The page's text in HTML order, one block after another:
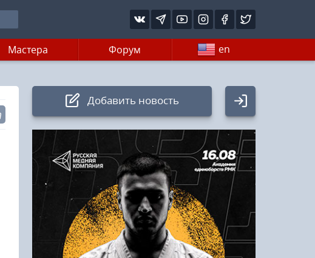
Мастера Форум en
Добавить новость
Авторизация
Логин:
Пароль